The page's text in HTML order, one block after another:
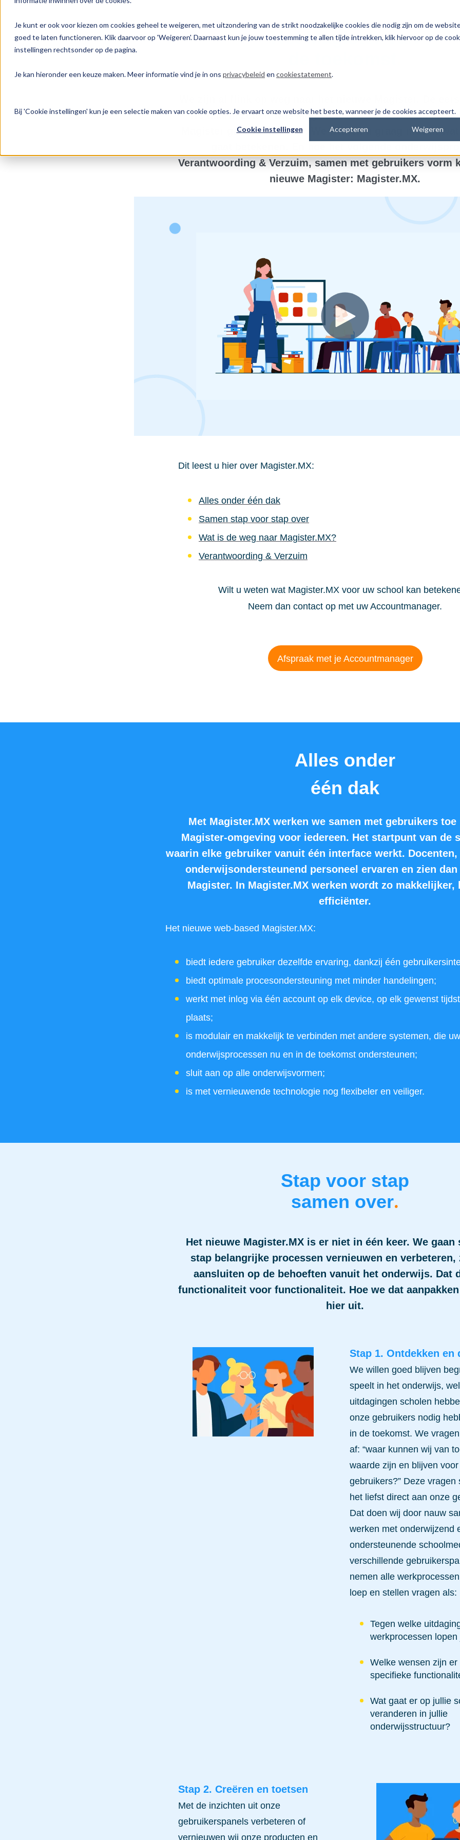
Je kunt er ook voor kiezen om cookies geheel te weigeren, met uitzondering van de strikt noodzakelijke cookies die nodig zijn om de
goed te laten functioneren. Klik daarvoor op 'Weigeren'. Daarnaast kun je jouw toestemming te allen tijde intrekken, klik hiervoor op de
instellingen rechtsonder op de pagina.
Je kan hieronder een keuze maken. Meer informatie vind je in ons privacybeleid en cookiestatement.
Bij 'Cookie instellingen' kun je een selectie maken van cookie opties. Je ervaart onze website het beste, wanneer je de cookies accepteert.
Cookie instellingen Accepteren Weigeren
Het Magister van
we daarin zetten was Magister Web voor OOP. Maar
Magister gaat veel verder. We nemen u graag mee in
Verantwoording & Verzuim, samen met gebruikers vorm
nieuwe Magister: Magister.MX.
Dit leest u hier over Magister.MX:
Alles onder één dak
Samen stap voor stap over
Wat is de weg naar Magister.MX?
Verantwoording & Verzuim
Wilt u weten wat Magister.MX voor uw school kan
Neem dan contact op met uw Accountmanager.
Afspraak met je Accountmanager
Alles onder
één dak
Met Magister.MX werken we samen met gebruikers toe
Magister-omgeving voor iedereen. Het startpunt van de
waarin elke gebruiker vanuit één interface werkt.
onderwijsondersteunend personeel ervaren en zien
Magister. In Magister.MX werken wordt zo makkelijker,
efficiënter.
Het nieuwe web-based Magister.MX:
biedt iedere gebruiker dezelfde ervaring, dankzij één
biedt optimale procesondersteuning met minder handelingen;
werkt met inlog via één account op elk device, op elk gewenst
plaats;
is modulair en makkelijk te verbinden met andere systemen, die uw
onderwijsprocessen nu en in de toekomst ondersteunen;
sluit aan op alle onderwijsvormen;
is met vernieuwende technologie nog flexibeler en veiliger.
Stap voor stap
samen over.
Het nieuwe Magister.MX is er niet in één keer. We gaan
stap belangrijke processen vernieuwen en verbeteren,
aansluiten op de behoeften vanuit het onderwijs. Dat
functionaliteit voor functionaliteit. Hoe we dat
hier uit.
Stap 1. Ontdekken en
We willen goed blijven
speelt in het onderwijs,
uitdagingen scholen
onze gebruikers nodig
in de toekomst. We
af: “waar kunnen wij van
waarde zijn en blijven
gebruikers?” Deze vragen
het liefst direct aan onze
Dat doen wij door nauw
werken met onderwijzend
ondersteunende
verschillende
nemen alle
loep en stellen vragen als:
Tegen welke
werkprocessen
Welke wensen zijn
specifieke
Wat gaat er op jullie
veranderen in jullie
onderwijsstructuur?
Stap 2. Creëren en toetsen
Met de inzichten uit onze
gebruikerspanels verbeteren of
vernieuwen wij onze producten en